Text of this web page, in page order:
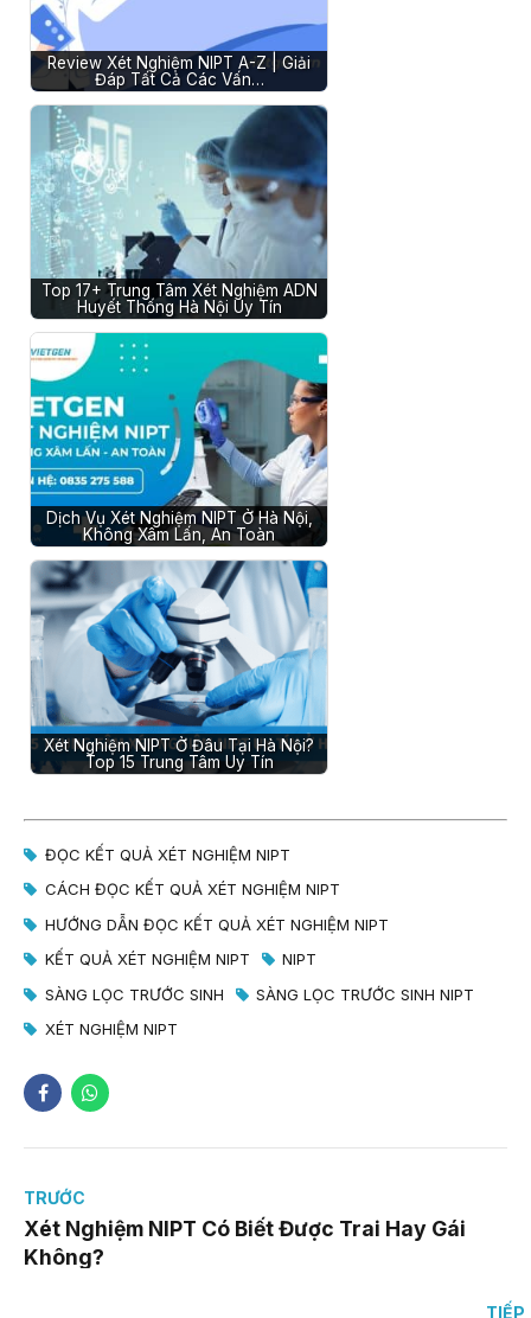
Review Xét Nghiệm NIPT A-Z | Giải
Đáp Tất Cả Các Vấn…
Top 17+ Trung Tâm Xét Nghiệm ADN
Huyết Thống Hà Nội Uy Tín
Dịch Vụ Xét Nghiệm NIPT Ở Hà Nội,
Không Xâm Lấn, An Toàn
Xét Nghiệm NIPT Ở Đâu Tại Hà Nội?
Top 15 Trung Tâm Uy Tín
ĐỌC KẾT QUẢ XÉT NGHIỆM NIPT
CÁCH ĐỌC KẾT QUẢ XÉT NGHIỆM NIPT
HƯỚNG DẪN ĐỌC KẾT QUẢ XÉT NGHIỆM NIPT
KẾT QUẢ XÉT NGHIỆM NIPT
NIPT
SÀNG LỌC TRƯỚC SINH
SÀNG LỌC TRƯỚC SINH NIPT
XÉT NGHIỆM NIPT
TRƯỚC
Xét Nghiệm NIPT Có Biết Được Trai Hay Gái
Không?
TIẾP